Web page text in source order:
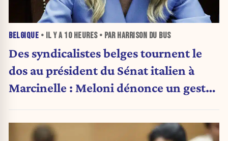
BELGIQUE • IL Y A 10 HEURES• PAR HARRISON DU BUS
Des syndicalistes belges tournent le
dos au président du Sénat italien à
Marcinelle : Meloni dénonce un geste